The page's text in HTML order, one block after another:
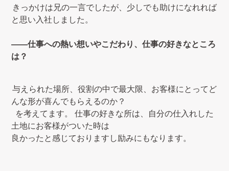
きっかけは兄の一言でしたが、少しでも助けになれれば
と思い入社しました。
――仕事への熱い想いやこだわり、仕事の好きなところ
は？
与えられた場所、役割の中で最大限、お客様にとってど
んな形が喜んでもらえるのか？
を考えてます。
仕事の好きな所は、自分の仕入れした
土地にお客様がついた時は
良かったと感じておりますし励みにもなります。